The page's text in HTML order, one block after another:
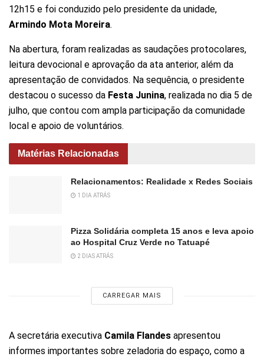
12h15 e foi conduzido pelo presidente da unidade,
Armindo Mota Moreira.
Na abertura, foram realizadas as saudações protocolares,
leitura devocional e aprovação da ata anterior, além da
apresentação de convidados. Na sequência, o presidente
destacou o sucesso da Festa Junina, realizada no dia 5 de
julho, que contou com ampla participação da comunidade
local e apoio de voluntários.
Matérias Relacionadas
Relacionamentos: Realidade x Redes Sociais
1 DIA ATRÁS
Pizza Solidária completa 15 anos e leva apoio
ao Hospital Cruz Verde no Tatuapé
2 DIAS ATRÁS
CARREGAR MAIS
A secretária executiva Camila Flandes apresentou
informes importantes sobre zeladoria do espaço, como a